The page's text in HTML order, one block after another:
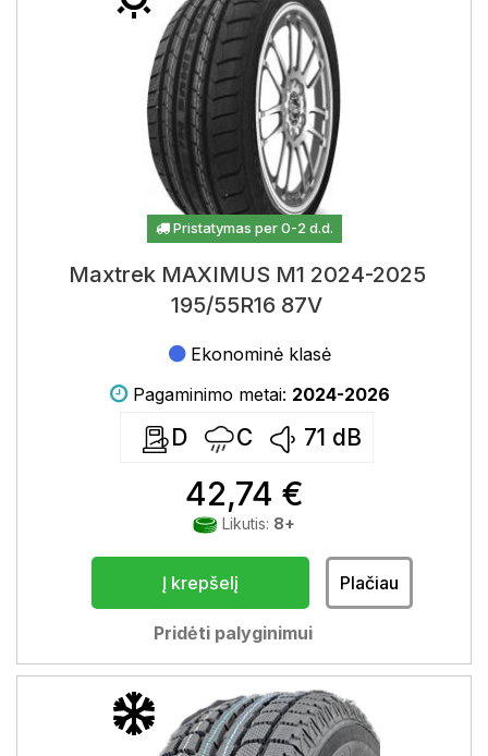
Pristatymas per 0-2 d.d.
Maxtrek MAXIMUS M1 2024-2025
195/55R16 87V
Ekonominė klasė
Pagaminimo metai: 2024-2026
D C 71 dB
42,74 €
Likutis: 8+
Į krepšelį Plačiau
Pridėti palyginimui